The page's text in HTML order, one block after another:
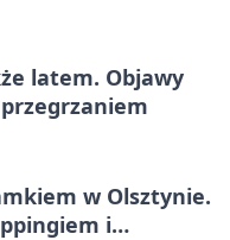
latem. Objawy
w Olsztynie.
i